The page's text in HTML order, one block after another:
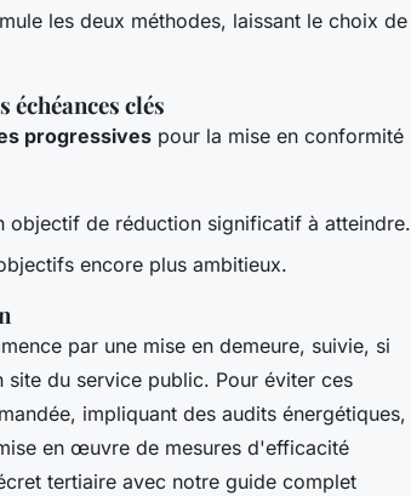
les deux méthodes, laissant le choix de
clés
progressives pour la mise en conformité
objectif de réduction significatif à atteindre.
encore plus ambitieux.
par une mise en demeure, suivie, si
du service public. Pour éviter ces
impliquant des audits énergétiques,
en œuvre de mesures d'efficacité
tertiaire avec notre guide complet